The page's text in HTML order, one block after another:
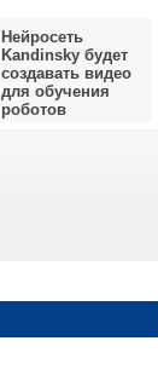
Нейросеть
Kandinsky будет
создавать видео
для обучения
роботов